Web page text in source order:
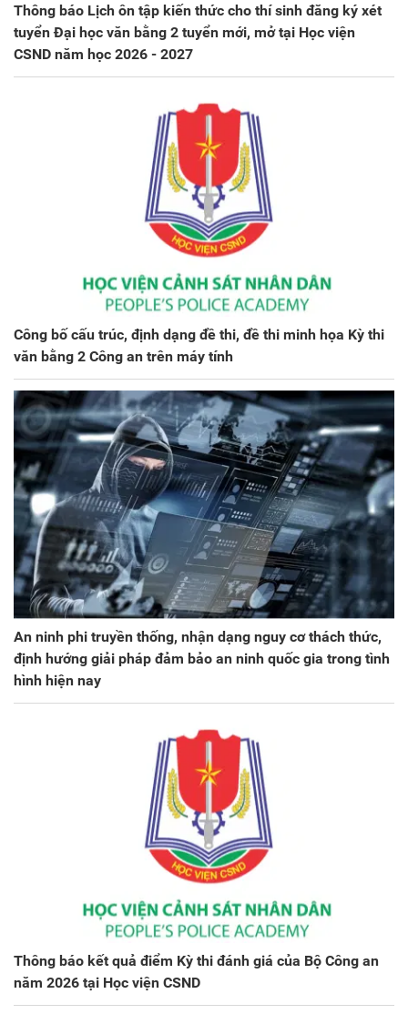
Thông báo Lịch ôn tập kiến thức cho thí sinh đăng ký xét
tuyển Đại học văn bằng 2 tuyển mới, mở tại Học viện
CSND năm học 2026 - 2027
Công bố cấu trúc, định dạng đề thi, đề thi minh họa Kỳ thi
văn bằng 2 Công an trên máy tính
An ninh phi truyền thống, nhận dạng nguy cơ thách thức,
định hướng giải pháp đảm bảo an ninh quốc gia trong tình
hình hiện nay
Thông báo kết quả điểm Kỳ thi đánh giá của Bộ Công an
năm 2026 tại Học viện CSND